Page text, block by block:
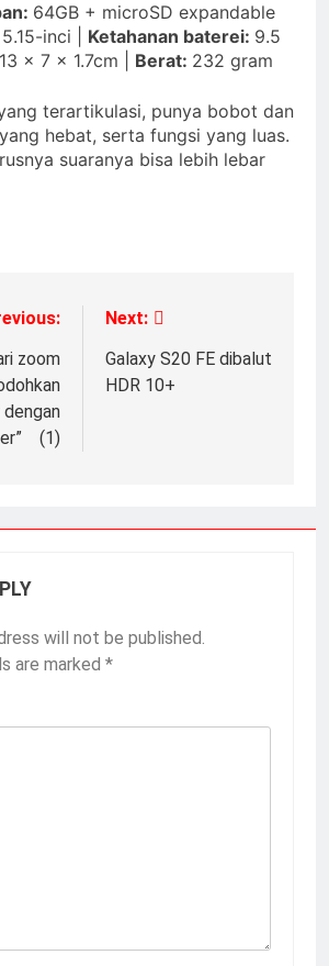
64GB + microSD expandable
5.15-inci | Ketahanan baterei: 9.5
13 x 7 x 1.7cm | Berat: 232 gram
terartikulasi, punya bobot dan
hebat, serta fungsi yang luas.
suaranya bisa lebih lebar
zoom
(1)
Next:
Galaxy S20 FE dibalut
HDR 10+
will not be published.
are marked *